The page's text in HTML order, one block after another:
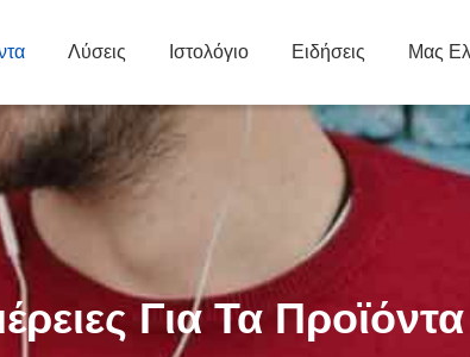
Λύσεις Ιστολόγιο Ειδήσεις Μας
Για Τα Προϊόντα